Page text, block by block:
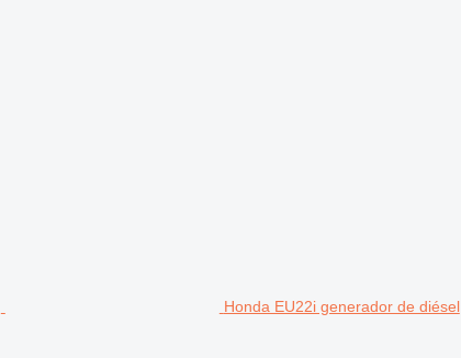
Honda EU22i generador de diésel